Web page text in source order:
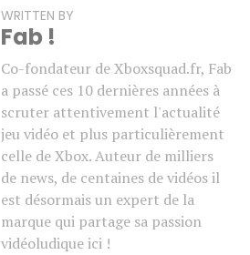
WRITTEN BY
Fab !
Co-fondateur de Xboxsquad.fr, Fab
a passé ces 10 dernières années à
scruter attentivement l'actualité
jeu vidéo et plus particulièrement
celle de Xbox. Auteur de milliers
de news, de centaines de vidéos il
est désormais un expert de la
marque qui partage sa passion
vidéoludique ici !